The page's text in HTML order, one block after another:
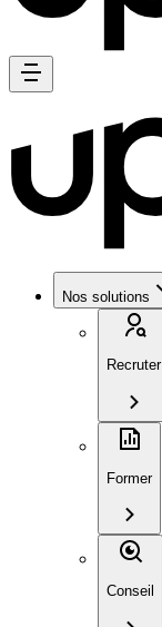
Nos solutions
Recruter
Former
Conseil